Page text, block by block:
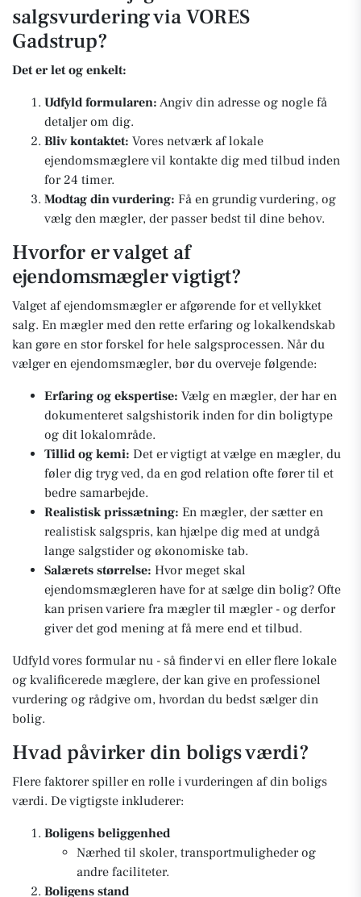
salgsvurdering via VORES
Gadstrup?
Det er let og enkelt:
Udfyld formularen: Angiv din adresse og nogle få
detaljer om dig.
Bliv kontaktet: Vores netværk af lokale
ejendomsmæglere vil kontakte dig med tilbud inden
for 24 timer.
Modtag din vurdering: Få en grundig vurdering, og
vælg den mægler, der passer bedst til dine behov.
Hvorfor er valget af
ejendomsmægler vigtigt?
Valget af ejendomsmægler er afgørende for et vellykket
salg. En mægler med den rette erfaring og lokalkendskab
kan gøre en stor forskel for hele salgsprocessen. Når du
vælger en ejendomsmægler, bør du overveje følgende:
Erfaring og ekspertise: Vælg en mægler, der har en
dokumenteret salgshistorik inden for din boligtype
og dit lokalområde.
Tillid og kemi: Det er vigtigt at vælge en mægler, du
føler dig tryg ved, da en god relation ofte fører til et
bedre samarbejde.
Realistisk prissætning: En mægler, der sætter en
realistisk salgspris, kan hjælpe dig med at undgå
lange salgstider og økonomiske tab.
Salærets størrelse: Hvor meget skal
ejendomsmægleren have for at sælge din bolig? Ofte
kan prisen variere fra mægler til mægler - og derfor
giver det god mening at få mere end et tilbud.
Udfyld vores formular nu - så finder vi en eller flere lokale
og kvalificerede mæglere, der kan give en professionel
vurdering og rådgive om, hvordan du bedst sælger din
bolig.
Hvad påvirker din boligs værdi?
Flere faktorer spiller en rolle i vurderingen af din boligs
værdi. De vigtigste inkluderer:
Boligens beliggenhed
Nærhed til skoler, transportmuligheder og
andre faciliteter.
Boligens stand